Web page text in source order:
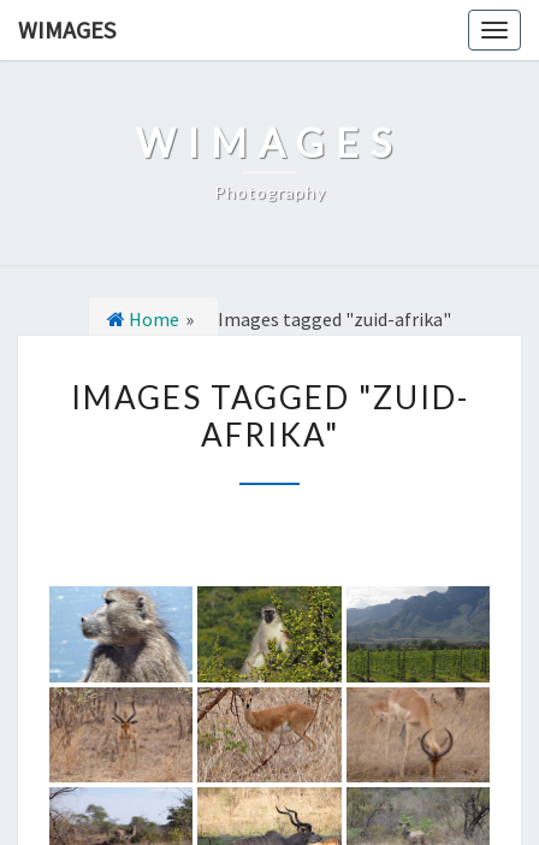
GaWIMAGES
WIMAGES
Photography
Home » Images tagged "zuid-afrika"
M
A
G
G
E
D
"
Z
U
IMAGES TAGGED "ZUID-
AFRIKA"